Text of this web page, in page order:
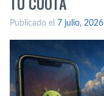
Publicado el 7 julio, 2026